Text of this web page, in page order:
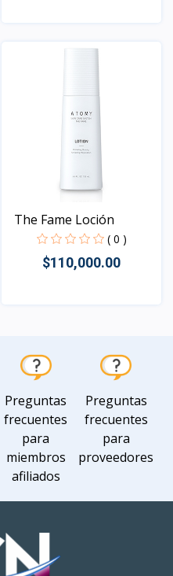
The Fame Loción
( 0 )
$110,000.00
Preguntas
frecuentes
para
miembros
afiliados
Preguntas
frecuentes
para
proveedores